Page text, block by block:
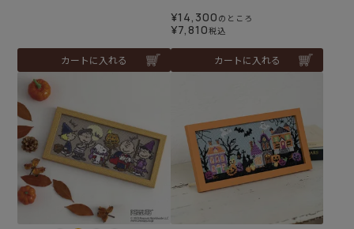
カートに入れる
¥14,300 のところ
¥7,810税込
カートに入れる